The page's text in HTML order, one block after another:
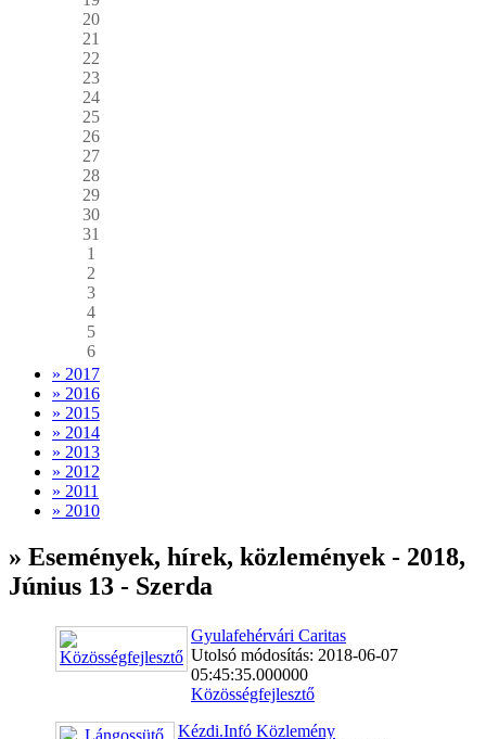
20
21
22
23
24
25
26
27
28
29
30
31
1
2
3
4
5
6
» 2017
» 2016
» 2015
» 2014
» 2013
» 2012
» 2011
» 2010
» Események, hírek, közlemények - 2018,
Június 13 - Szerda
Gyulafehérvári Caritas
Utolsó módosítás: 2018-06-07
05:45:35.000000
Közösségfejlesztő
Kézdi.Infó Közlemény